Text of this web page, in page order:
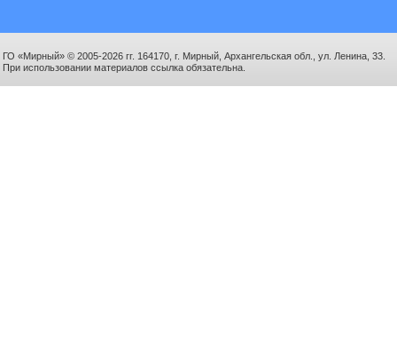
ГО «Мирный» © 2005-2026 гг. 164170, г. Мирный, Архангельская обл., ул. Ленина, 33.
При использовании материалов ссылка обязательна.